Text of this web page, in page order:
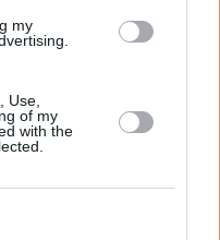
my
Use,
of my
with the